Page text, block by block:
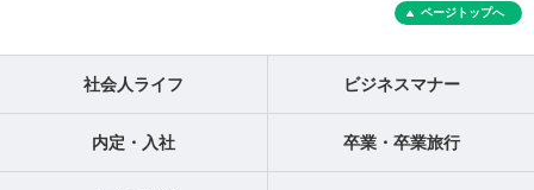
ページトップへ
社会人ライフ ビジネスマナー
内定・入社 卒業・卒業旅行